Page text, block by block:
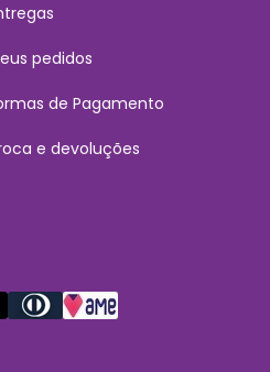
pedidos
de Pagamento
e devoluções